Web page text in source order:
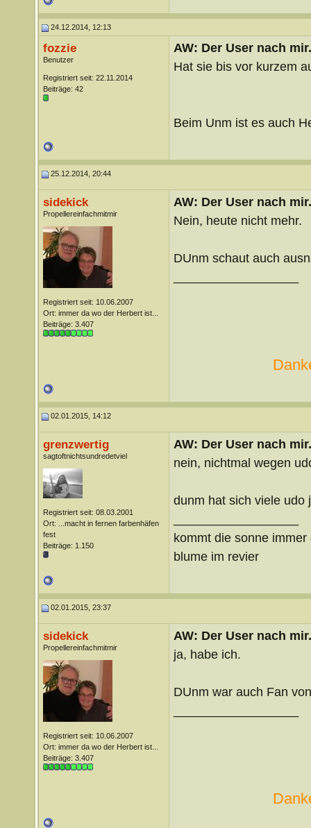
24.12.2014, 12:13
fozzie
Benutzer
Registriert seit: 22.11.2014
Beiträge: 42
AW: Der User nach
Hat sie bis vor kurzem
Beim Unm ist es auch
25.12.2014, 20:44
sidekick
Propellereinfachmitmir
Registriert seit: 10.06.2007
Ort: immer da wo der Herbert ist...
Beiträge: 3.407
AW: Der User nach
Nein, heute nicht mehr.
DUnm schaut auch
02.01.2015, 14:12
grenzwertig
sagtoftnichtsundredetviel
Registriert seit: 08.03.2001
Ort: ...macht in fernen farbenhäfen
fest
Beiträge: 1.150
AW: Der User nach
nein, nichtmal wegen
dunm hat sich viele udo
kommt die sonne
blume im revier
02.01.2015, 23:37
sidekick
Propellereinfachmitmir
Registriert seit: 10.06.2007
Ort: immer da wo der Herbert ist...
Beiträge: 3.407
AW: Der User nach
ja, habe ich.
DUnm war auch Fan